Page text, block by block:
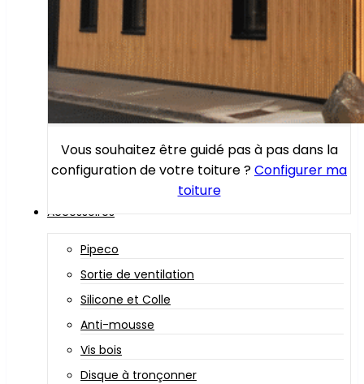
Vous souhaitez être guidé pas à pas dans la
configuration de votre toiture ?Configurer ma
toiture
Accessoires
Pipeco
Sortie de ventilation
Silicone et Colle
Anti-mousse
Vis bois
Disque à tronçonner